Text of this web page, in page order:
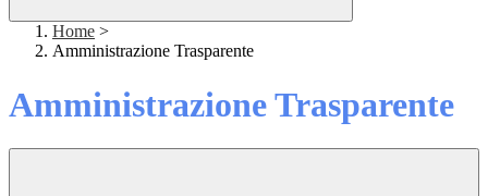
Home >
Amministrazione Trasparente
Amministrazione Trasparente